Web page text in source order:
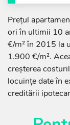
Prețul
ori în ultimii 10
€/m² în 2015 la
1.900 €/m².
creșterea
locuințe date în
creditării